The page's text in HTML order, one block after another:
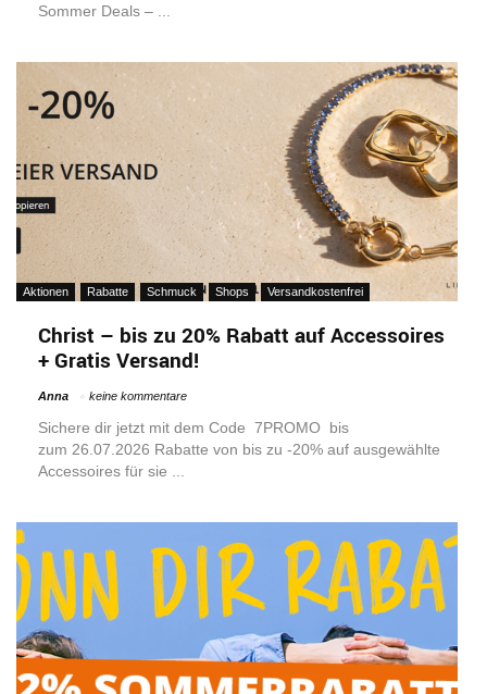
Sommer Deals – ...
Aktionen Rabatte Schmuck Shops Versandkostenfrei
Christ – bis zu 20% Rabatt auf Accessoires
+ Gratis Versand!
Anna keine kommentare
Sichere dir jetzt mit dem Code 7PROMO bis
zum 26.07.2026 Rabatte von bis zu -20% auf ausgewählte
Accessoires für sie ...